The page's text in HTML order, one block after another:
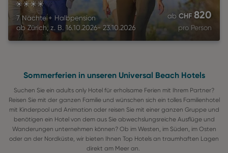
7 Nächte+ Halbpension
ab Zürich, z. B. 16.10.2026- 23.10.2026
ab CHF 820
pro Person
Sommerferien in unseren Universal Beach Hotels
Suchen Sie ein adults only Hotel für erholsame Ferien mit Ihrem Partner?
Reisen Sie mit der ganzen Familie und wünschen sich ein tolles Familienhotel
mit Kinderpool und Animation oder reisen Sie mit einer ganzen Gruppe und
benötigen ein Hotel von dem aus Sie abwechslungsreiche Ausflüge und
Wanderungen unternehmen können? Ob im Westen, im Süden, im Osten
oder an der Nordküste, wir bieten Ihnen Top Hotels an traumhaften Lagen
direkt am Meer an.